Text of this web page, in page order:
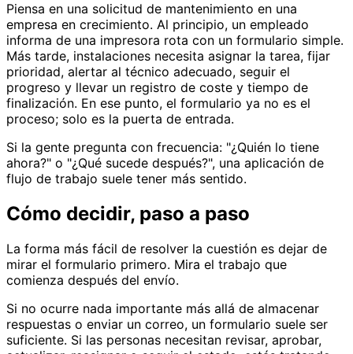
Piensa en una solicitud de mantenimiento en una
empresa en crecimiento. Al principio, un empleado
informa de una impresora rota con un formulario simple.
Más tarde, instalaciones necesita asignar la tarea, fijar
prioridad, alertar al técnico adecuado, seguir el
progreso y llevar un registro de coste y tiempo de
finalización. En ese punto, el formulario ya no es el
proceso; solo es la puerta de entrada.
Si la gente pregunta con frecuencia: "¿Quién lo tiene
ahora?" o "¿Qué sucede después?", una aplicación de
flujo de trabajo suele tener más sentido.
Cómo decidir, paso a paso
La forma más fácil de resolver la cuestión es dejar de
mirar el formulario primero. Mira el trabajo que
comienza después del envío.
Si no ocurre nada importante más allá de almacenar
respuestas o enviar un correo, un formulario suele ser
suficiente. Si las personas necesitan revisar, aprobar,